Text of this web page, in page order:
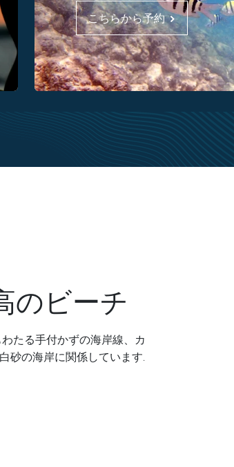
こちらから予約
のビーチ
たる手付かずの海岸線、カ
砂の海岸に関係しています.